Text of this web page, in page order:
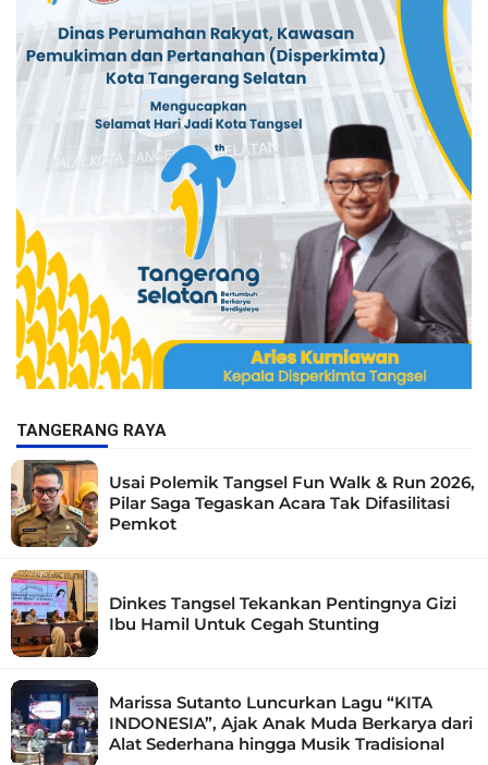
TANGERANG RAYA
Usai Polemik Tangsel Fun Walk & Run 2026,
Pilar Saga Tegaskan Acara Tak Difasilitasi
Pemkot
Dinkes Tangsel Tekankan Pentingnya Gizi
Ibu Hamil Untuk Cegah Stunting
Marissa Sutanto Luncurkan Lagu “KITA
INDONESIA”, Ajak Anak Muda Berkarya dari
Alat Sederhana hingga Musik Tradisional